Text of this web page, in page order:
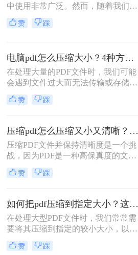
中使用非常广泛。然而，随着我们使
用PDF文件的频率增加，文件的大小
也越来越大，给我们的存储和传输带
帮助您轻松解决文件存储问题。
赞 踩
电脑pdf怎么压缩大小？4种方法教你轻松搞定！
在处理大量的PDF文件时，我们可能
会遇到文件过大而无法传输或存储的
问题。这时，我们可以使用一些技巧
和方法来压缩PDF文件的大小，使其
电脑pdf怎么压缩大小的方法。
赞 踩
压缩pdf怎么压缩又小又清晰？分享2个好用的方法！
压缩PDF文件并保持清晰度是一个挑
战，因为PDF是一种高保真度的文档
格式，通常会占用较大的存储空间。
但是，有一些方法可以帮助您将PDF
晰度和质量。下面一起看看压缩pdf怎
么压缩又小又清晰方法吧。
赞 踩
如何把pdf压缩到指定大小？这3招教你搞定！
在处理大型PDF文件时，我们常常需
要将其压缩到指定的较小大小，以便
于传输或存储。然而，压缩PDF文件
并不像压缩其他类型的文件那样简
赞 踩